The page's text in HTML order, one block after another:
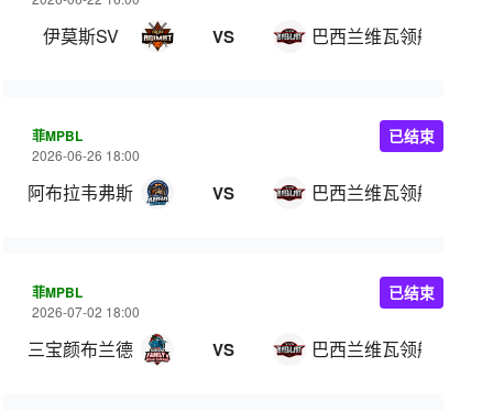
伊莫斯SV VS 巴西兰维瓦领航
菲MPBL
2026-06-26 18:00
阿布拉韦弗斯 VS 巴西兰维瓦领航
已结束
菲MPBL
2026-07-02 18:00
三宝颜布兰德 VS 巴西兰维瓦领航
已结束